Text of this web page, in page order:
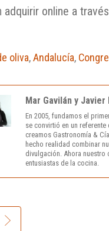
adquirir online a
oliva,Andalucía,
Mar Gavilán y Javier
En 2005, fundamos el
se convirtió en un
creamos Gastronomía &
hecho realidad combinar
divulgación. Ahora
entusiastas de la cocina.